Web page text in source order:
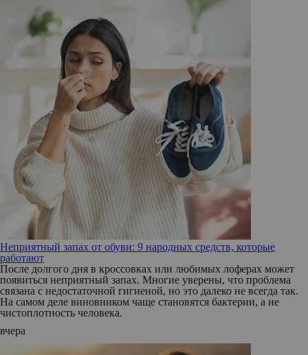
Неприятный запах от обуви: 9 народных средств, которые
работают
После долгого дня в кроссовках или любимых лоферах может
появиться неприятный запах. Многие уверены, что проблема
связана с недостаточной гигиеной, но это далеко не всегда так.
На самом деле виновником чаще становятся бактерии, а не
чистоплотность человека.
вчера